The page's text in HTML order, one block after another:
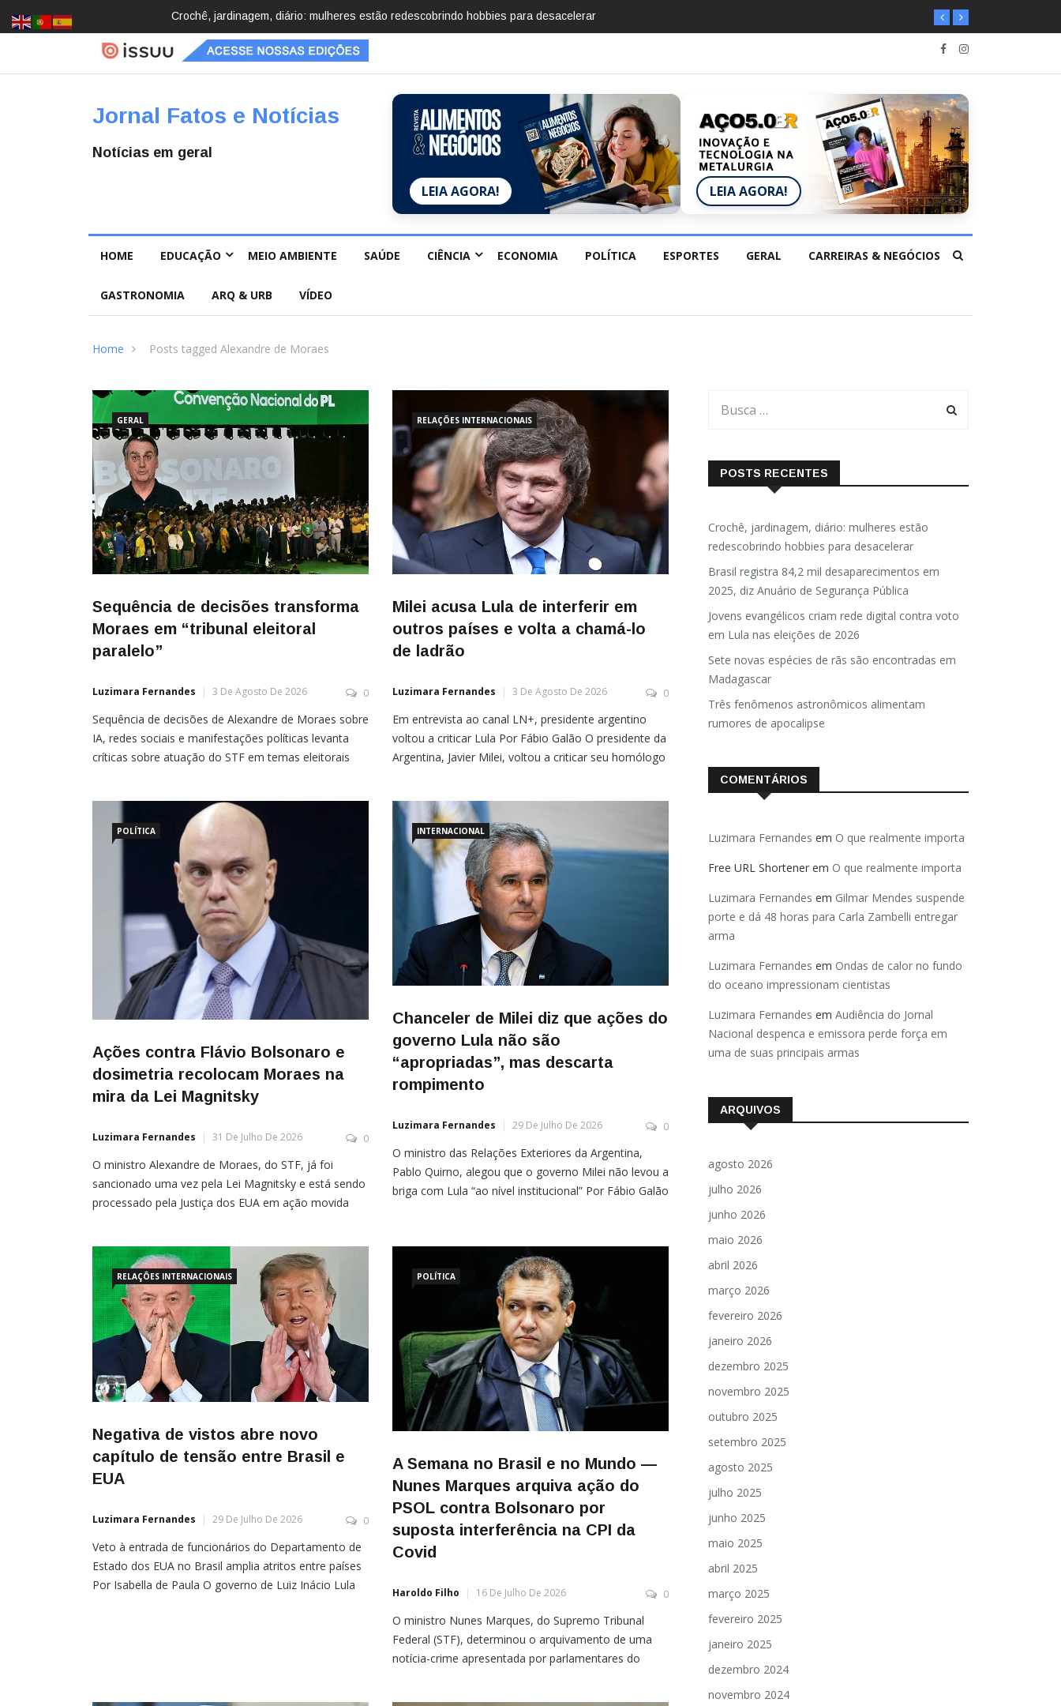
Brasil registra 84,2 mil desaparecimentos em 2025, diz Anuário de Segurança Pública
Jornal Fatos e Notícias
Notícias em geral
LEIA AGORA! LEIA AGORA!
HOME EDUCAÇÃO MEIO AMBIENTE SAÚDE CIÊNCIA ECONOMIA POLÍTICA ESPORTES GERAL CARREIRAS & NEGÓCIOS
GASTRONOMIA ARQ & URB VÍDEO
Home Posts tagged Alexandre de Moraes
GERAL
Sequência de decisões transforma
Moraes em “tribunal eleitoral
paralelo”
Luzimara Fernandes 3 De Agosto De 2026 0
Sequência de decisões de Alexandre de Moraes sobre
IA, redes sociais e manifestações políticas levanta
críticas sobre atuação do STF em temas eleitorais
políticos têm colocado o ministro Alexandre de
RELAÇÕES INTERNACIONAIS
Milei acusa Lula de interferir em
outros países e volta a chamá-lo
de ladrão
Luzimara Fernandes 3 De Agosto De 2026 0
Em entrevista ao canal LN+, presidente argentino
voltou a criticar Lula Por Fábio Galão O presidente da
Argentina, Javier Milei, voltou a criticar seu homólogo
uma falha processual. Ele não é inocente”, afirmou o
mandatário argentino, a […]
POLÍTICA
Ações contra Flávio Bolsonaro e
dosimetria recolocam Moraes na
mira da Lei Magnitsky
Luzimara Fernandes 31 De Julho De 2026 0
O ministro Alexandre de Moraes, do STF, já foi
sancionado uma vez pela Lei Magnitsky e está sendo
processado pela Justiça dos EUA em ação movida
de prorrogar por mais um ano o estado de
emergência nacional contra o Brasil recolocou o […]
INTERNACIONAL
Chanceler de Milei diz que ações do
governo Lula não são
“apropriadas”, mas descarta
rompimento
Luzimara Fernandes 29 De Julho De 2026 0
O ministro das Relações Exteriores da Argentina,
Pablo Quirno, alegou que o governo Milei não levou a
briga com Lula “ao nível institucional” Por Fábio Galão
governo Javier Milei considera que as ações da
gestão do brasileiro, Luiz Inácio Lula […]
RELAÇÕES INTERNACIONAIS
Negativa de vistos abre novo
capítulo de tensão entre Brasil e
EUA
Luzimara Fernandes 29 De Julho De 2026 0
Veto à entrada de funcionários do Departamento de
Estado dos EUA no Brasil amplia atritos entre países
Por Isabella de Paula O governo de Luiz Inácio Lula
POLÍTICA
A Semana no Brasil e no Mundo —
Nunes Marques arquiva ação do
PSOL contra Bolsonaro por
suposta interferência na CPI da
Covid
Haroldo Filho 16 De Julho De 2026 0
O ministro Nunes Marques, do Supremo Tribunal
Federal (STF), determinou o arquivamento de uma
notícia-crime apresentada por parlamentares do
POSTS RECENTES
Crochê, jardinagem, diário: mulheres estão
redescobrindo hobbies para desacelerar
Brasil registra 84,2 mil desaparecimentos em
2025, diz Anuário de Segurança Pública
Jovens evangélicos criam rede digital contra voto
em Lula nas eleições de 2026
Sete novas espécies de rãs são encontradas em
Madagascar
Três fenômenos astronômicos alimentam
rumores de apocalipse
COMENTÁRIOS
Luzimara Fernandes em O que realmente importa
Free URL Shortener em O que realmente importa
Luzimara Fernandes em Gilmar Mendes suspende
porte e dá 48 horas para Carla Zambelli entregar
arma
Luzimara Fernandes em Ondas de calor no fundo
do oceano impressionam cientistas
Luzimara Fernandes em Audiência do Jornal
Nacional despenca e emissora perde força em
uma de suas principais armas
ARQUIVOS
agosto 2026
julho 2026
junho 2026
maio 2026
abril 2026
março 2026
fevereiro 2026
janeiro 2026
dezembro 2025
novembro 2025
outubro 2025
setembro 2025
agosto 2025
julho 2025
junho 2025
maio 2025
abril 2025
março 2025
fevereiro 2025
janeiro 2025
dezembro 2024
novembro 2024